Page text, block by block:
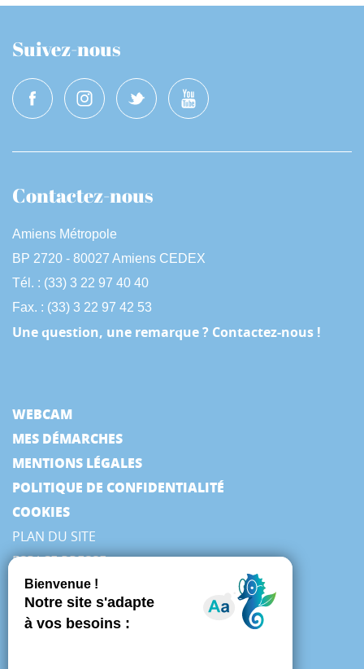
Suivez-nous
Contactez-nous
Amiens Métropole
BP 2720 - 80027 Amiens CEDEX
Tél. : (33) 3 22 97 40 40
Fax. : (33) 3 22 97 42 53
Une question, une remarque ? Contactez-nous !
WEBCAM
MES DÉMARCHES
MENTIONS LÉGALES
POLITIQUE DE CONFIDENTIALITÉ
COOKIES
PLAN DU SITE
ESPACE PRESSE